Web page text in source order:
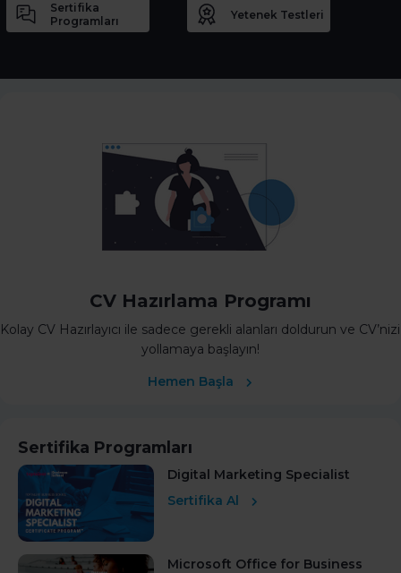
Sertifika
Programları
Yetenek Testleri
CV Hazırlama Programı
Kolay CV Hazırlayıcı ile sadece gerekli alanları doldurun ve CV’nizi
yollamaya başlayın!
Hemen Başla
Sertifika Programları
Digital Marketing Specialist
Sertifika Al
Microsoft Office for Business